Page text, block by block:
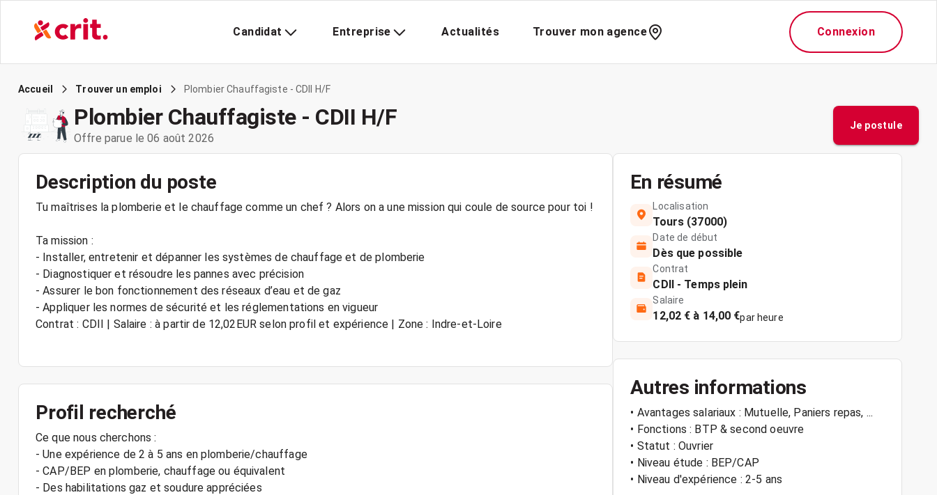
Candidat Entreprise Actualités Trouver mon agence Connexion
Accueil Trouver un emploi Plombier Chauffagiste - CDII H/F
Plombier Chauffagiste - CDII H/F
Offre parue le 06 août 2026
Je postule
Description du poste
Tu maîtrises la plomberie et le chauffage comme un chef ? Alors on a une mission qui coule de source pour toi !
Ta mission :
- Installer, entretenir et dépanner les systèmes de chauffage et de plomberie
- Diagnostiquer et résoudre les pannes avec précision
- Assurer le bon fonctionnement des réseaux d’eau et de gaz
- Appliquer les normes de sécurité et les réglementations en vigueur
Contrat : CDII | Salaire : à partir de 12,02EUR selon profil et expérience | Zone : Indre-et-Loire
Profil recherché
Ce que nous cherchons :
- Une expérience de 2 à 5 ans en plomberie/chauffage
- CAP/BEP en plomberie, chauffage ou équivalent
- Des habilitations gaz et soudure appréciées
En résumé
Localisation
Tours (37000)
Date de début
Dès que possible
Contrat
CDII - Temps plein
Salaire
12,02 € à 14,00 €par heure
Autres informations
• Avantages salariaux : Mutuelle, Paniers repas, ...
• Fonctions : BTP & second oeuvre
• Statut : Ouvrier
• Niveau étude : BEP/CAP
• Niveau d'expérience : 2-5 ans